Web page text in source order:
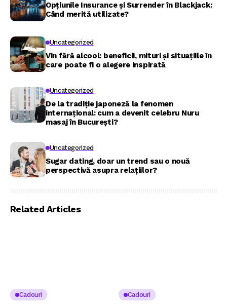
Opțiunile Insurance și Surrender în Blackjack:
Când merită utilizate?
Uncategorized
Vin fără alcool: beneficii, mituri și situațiile în
care poate fi o alegere inspirată
Uncategorized
De la tradiție japoneză la fenomen
internațional: cum a devenit celebru Nuru
masaj în București?
Uncategorized
Sugar dating, doar un trend sau o nouă
perspectivă asupra relațiilor?
Related Articles
Cadouri Cadouri